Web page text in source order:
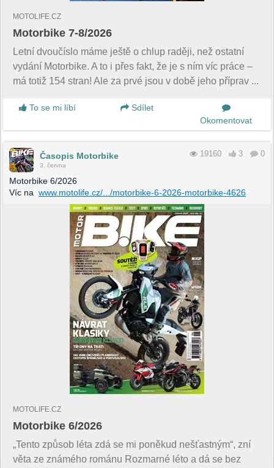
MOTOLIFE.CZ
Motorbike 7-8/2026
Letní dvoučíslo máme ještě o chlup raději, než ostatní
vydání Motorbike. A to i přes fakt, že je s ním víc práce –
má totiž 154 stran! Ale za prvé jsou v době jeho příprav ...
To se mi líbí
Sdílet
Okomentovat
Časopis Motorbike
3. června
19160 3 0
Motorbike 6/2026
Víc na www.motolife.cz/.../motorbike-6-2026-motorbike-4626
MOTOLIFE.CZ
Motorbike 6/2026
„Tento způsob léta zdá se mi poněkud nešťastným“, zní
věta ze známého románu Rozmarné léto a dá se bez